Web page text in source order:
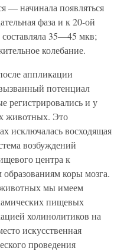
— начинала появляться
фаза и к 20-ой
35—45 мкв;
колебание.
аппликации
потенциал
регистрировались и у
животных. Это
исключалась восходящая
возбуждений
центра к
коры мозга.
мы имеем
пищевых
холинолитиков на
искусственная
проведения